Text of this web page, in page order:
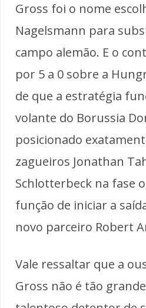
Gross foi o nome
Nagelsmann para
campo alemão. E o
por 5 a 0 sobre a
de que a estratégia
volante do Borussia
posicionado
zagueiros Jonathan
Schlotterbeck na fase
função de iniciar a
novo parceiro Robert
Vale ressaltar que a
Gross não é tão